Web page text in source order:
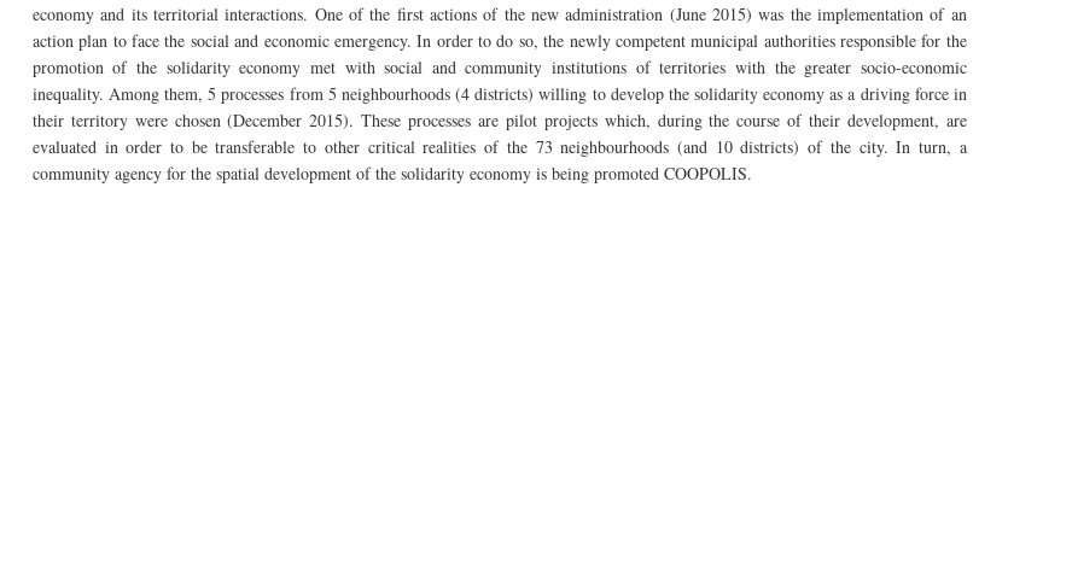
economy and its territorial interactions. One of the first actions of the new administration (June 2015) was the implementation of an
action plan to face the social and economic emergency. In order to do so, the newly competent municipal authorities responsible for the
promotion of the solidarity economy met with social and community institutions of territories with the greater socio-economic
inequality. Among them, 5 processes from 5 neighbourhoods(4 districts) willing to develop the solidarityeconomy as a driving force in
their territory were chosen (December 2015). These processes are pilot projects which, during the course of their development, are
evaluated in order to be transferable to other critical realities of the 73neighbourhoods (and 10 districts) of the city. In turn, a
community agency for the spatial development ofthe solidarityeconomy is being promoted COOPOLIS.